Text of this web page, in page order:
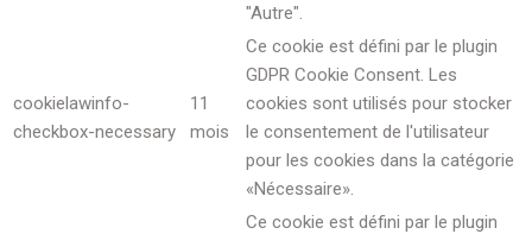
"Autre".
cookielawinfo-
checkbox-necessary
11
mois
Ce cookie est défini par le plugin
GDPR Cookie Consent. Les
cookies sont utilisés pour stocker
le consentement de l'utilisateur
pour les cookies dans la catégorie
«Nécessaire».
Ce cookie est défini par le plugin